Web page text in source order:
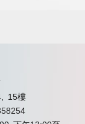
15樓